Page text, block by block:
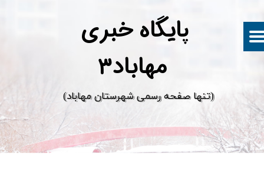
پایگاه خبری
​(تنها صفحه رسمی شهرستان مهاباد)